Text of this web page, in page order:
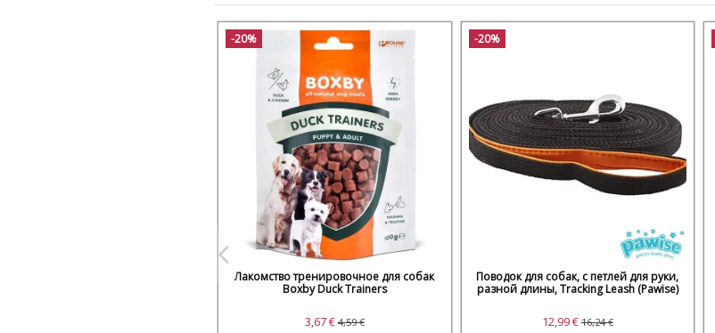
-20%
Лакомство тренировочное для собак
Boxby Duck Trainers
3,67 €4,59 €
-20%
Поводок для собак, с петлей для руки,
разной длины, Tracking Leash (Pawise)
12,99 €16,24 €